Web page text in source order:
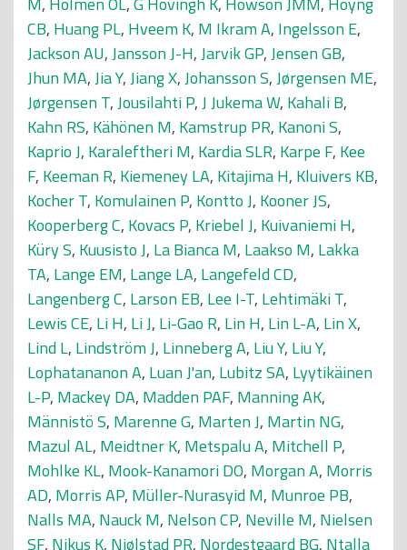
CB, Huang PL, Hveem K, M Ikram A, Ingelsson E,
Jackson AU,Jansson J-H,Jarvik GP,Jensen GB,
Jhun MA,Jia Y,Jiang X,Johansson S,Jørgensen ME,
Jørgensen T,Jousilahti P,J Jukema W, Kahali B,
Kahn RS, Kähönen M, Kamstrup PR, Kanoni S,
Kaprio J, Karaleftheri M, Kardia SLR, Karpe F, Kee
F, Keeman R, Kiemeney LA, Kitajima H, Kluivers KB,
Kocher T, Komulainen P, Kontto J, Kooner JS,
Kooperberg C, Kovacs P, Kriebel J, Kuivaniemi H,
Küry S, Kuusisto J, La Bianca M, Laakso M, Lakka
TA, Lange EM, Lange LA, Langefeld CD,
Langenberg C, Larson EB, Lee I-T, Lehtimäki T,
Lewis CE, Li H, Li J, Li-Gao R, Lin H, Lin L-A, Lin X,
Lind L, Lindström J, Linneberg A, Liu Y, Liu Y,
Lophatananon A, Luan J'an, Lubitz SA, Lyytikäinen
L-P, Mackey DA, Madden PAF, Manning AK,
Männistö S, Marenne G, Marten J, Martin NG,
Mazul AL, Meidtner K, Metspalu A, Mitchell P,
Mohlke KL, Mook-Kanamori DO, Morgan A, Morris
AD, Morris AP, Müller-Nurasyid M, Munroe PB,
Nalls MA, Nauck M, Nelson CP, Neville M, Nielsen
SF, Nikus K, Njølstad PR, Nordestgaard BG, Ntalla